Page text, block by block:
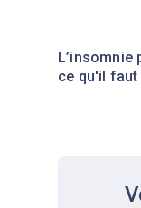
L’insomnie
ce qu'il